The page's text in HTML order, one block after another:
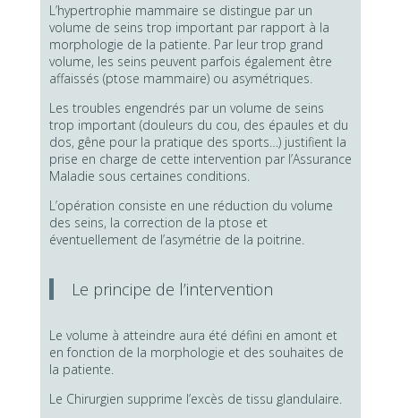
L’hypertrophie mammaire se distingue par un
volume de seins trop important par rapport à la
morphologie de la patiente. Par leur trop grand
volume, les seins peuvent parfois également être
affaissés (ptose mammaire) ou asymétriques.
Les troubles engendrés par un volume de seins
trop important (douleurs du cou, des épaules et du
dos, gêne pour la pratique des sports…) justifient la
prise en charge de cette intervention par l’Assurance
Maladie sous certaines conditions.
L’opération consiste en une réduction du volume
des seins, la correction de la ptose et
éventuellement de l’asymétrie de la poitrine.
Le principe de l’intervention
Le volume à atteindre aura été défini en amont et
en fonction de la morphologie et des souhaites de
la patiente.
Le Chirurgien supprime l’excès de tissu glandulaire.